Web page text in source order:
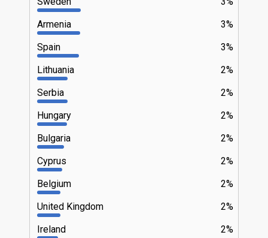
3%
Armenia
3%
Spain
2%
Lithuania
2%
Serbia
2%
Hungary
2%
Bulgaria
2%
Cyprus
2%
Belgium
2%
United Kingdom
2%
Ireland